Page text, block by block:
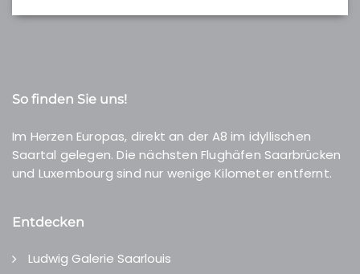
So finden Sie uns!
Im Herzen Europas, direkt an der A8 im idyllischen
Saartal gelegen. Die nächsten Flughäfen Saarbrücken
und Luxembourg sind nur wenige Kilometer entfernt.
Entdecken
Ludwig Galerie Saarlouis